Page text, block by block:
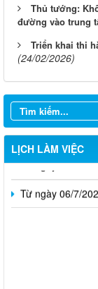
Thủ tướng:
đường vào trung
Triển khai thi
(24/02/2026)
LỊCH LÀM VIỆC
Từ ngày 27/7/
Từ ngày 20/7/
Từ ngày 13/7/
Từ ngày 06/7/